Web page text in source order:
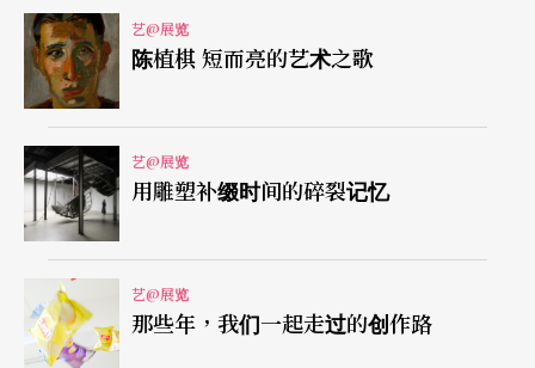
房子》，身披红色棉被的女模特儿手抱婴孩，宛如
圣母怀抱圣子般，站在飓风侵袭后的残破屋舍前，
画面依旧呈现精致奢华的特质。而场面浩大、人物
众多且拍摄难度高的《大洪水》，灵感来自米开朗
基罗的西斯汀教堂壁画，但拉夏培尔将场景转换成
美国骄奢纵逸文化的代表——「赌城」拉斯维加斯。
末日般的场景，讽刺消费过度的人们给自己带来无
穷尽的灾难。
艺@展览
陈植棋 短而亮的艺术之歌
艺@展览
用雕塑补缀时间的碎裂记忆
艺@展览
那些年，我们一起走过的创作路